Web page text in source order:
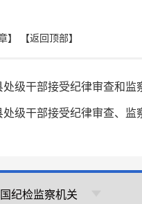
】 【返回顶部】
处级干部接受纪律审查和监
处级干部接受纪律审查、监
纪检监察机关